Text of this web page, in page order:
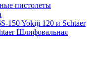
пистолеты
150Yokiji 120 и Schtaer
Шлифовальная